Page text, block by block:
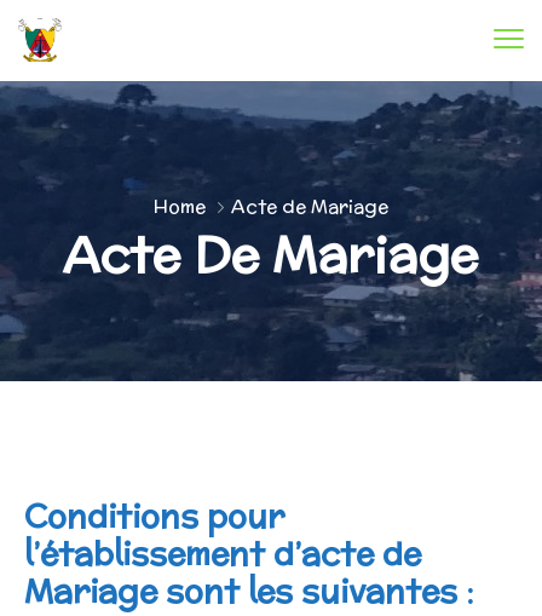
Home Acte de Mariage
Acte De Mariage
Conditions pour
l’établissement d’acte de
Mariage sont les suivantes :